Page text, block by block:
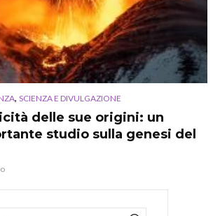
, SCIENZA E DIVULGAZIONE
delle sue origini: un
studio sulla genesi del